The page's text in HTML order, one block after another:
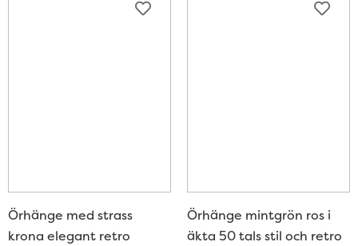
Örhänge med strass
krona elegant retro
Örhänge mintgrön ros i
äkta 50 tals stil och retro